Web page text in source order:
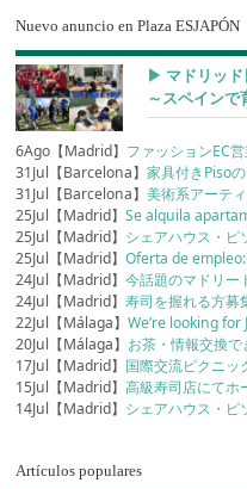
Nuevo anuncio en Plaza ESJAPÓN
▶︎ マドリッド
～スペインで
6Ago【Madrid】 ファッションEC
31Jul【Barcelona】家具付きPiso
31Jul【Barcelona】美術系アーテ
25Jul【Madrid】Se alquila
25Jul【Madrid】 シェアハウス・ピ
25Jul【Madrid】Oferta de
24Jul【Madrid】今話題のマドリー
24Jul【Madrid】寿司を握れる方募
22Jul【Málaga】We’re looking
20Jul【Málaga】 お茶・情報交換
17Jul【Madrid】 国際交流ピクニッ
15Jul【Madrid】高級寿司店にてホ
14Jul【Madrid】 シェアハウス・ピ
Artículos populares